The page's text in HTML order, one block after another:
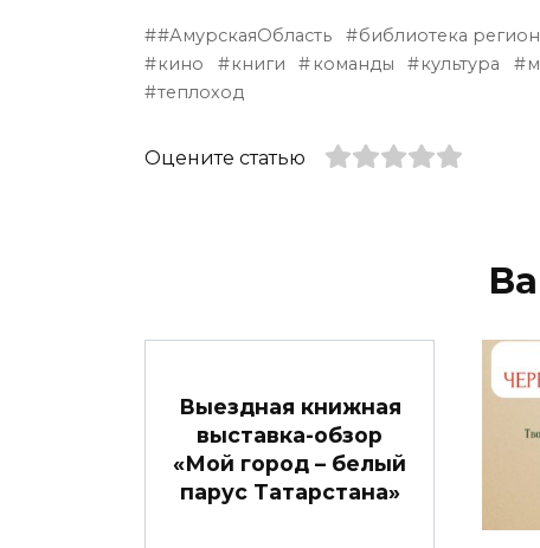
#АмурскаяОбласть библиотека
кино
книги команды культура
теплоход
Оцените статью
Выездная книжная
выставка-обзор
«Мой город – белый
парус Татарстана»